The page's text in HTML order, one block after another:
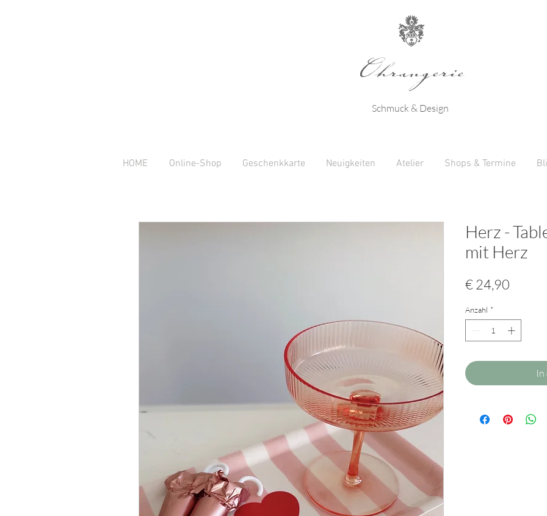
Schmuck & Design
Ohrangerie
Herz -
mit Herz
€ 24,90
Anzahl *
HOME Online-Shop Geschenkkarte Neuigkeiten Atelier Shops & Termine